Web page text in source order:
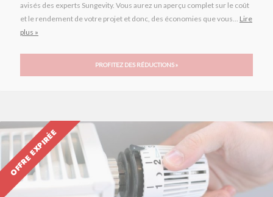
avisés des experts Sungevity. Vous aurez un aperçu complet sur le coût
et le rendement de votre projet et donc, des économies que vous... Lire
plus »
PROFITEZ DES RÉDUCTIONS »
OFFRE EXPIRÉE